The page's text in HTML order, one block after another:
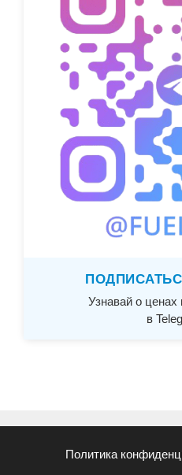
Узнавай о
в
Политика